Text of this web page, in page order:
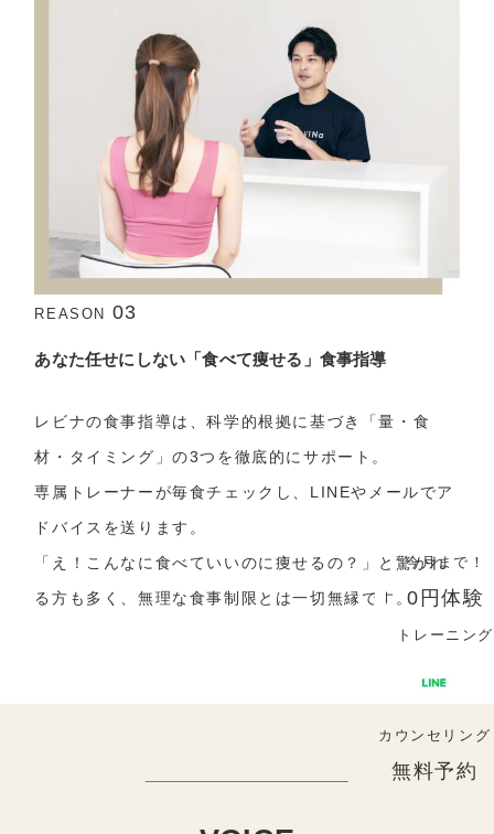
REASON 03
あなた任せにしない「食べて痩せる」食事指導
レビナの食事指導は、科学的根拠に基づき「量・食
材・タイミング」の3つを徹底的にサポート。
専属トレーナーが毎食チェックし、LINEやメールでア
ドバイスを送ります。
「え！こんなに食べていいのに痩せるの？」と驚かれ
る方も多く、無理な食事制限とは一切無縁です。
今月まで！
0円体験
トレーニング
カウンセリング
無料予約